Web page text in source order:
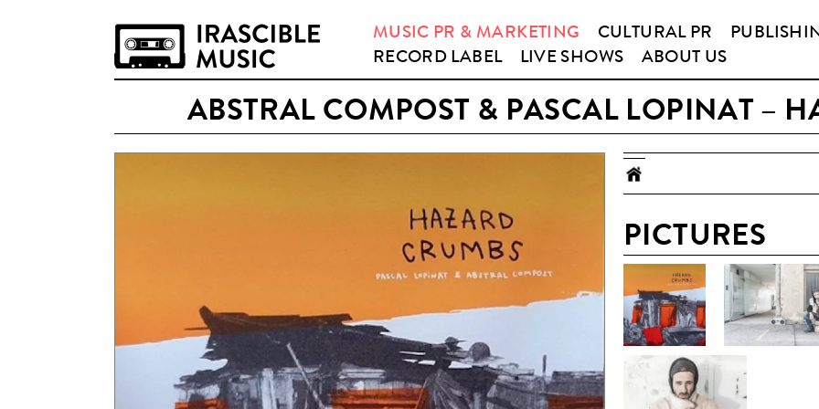
MUSIC PR & MARKETING CULTURAL PR
RECORD LABEL
LIVE SHOWS ABOUT US
ABSTRAL COMPOST & PASCAL LOPINAT –
PICTURES